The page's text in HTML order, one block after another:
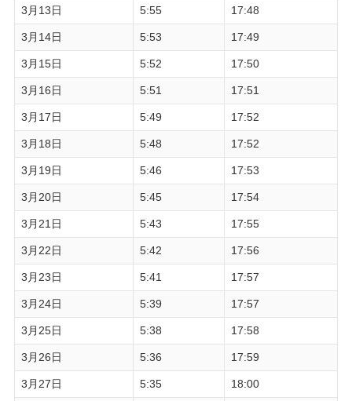
3月13日 5:55 17:48
3月14日 5:53 17:49
3月15日 5:52 17:50
3月16日 5:51 17:51
3月17日 5:49 17:52
3月18日 5:48 17:52
3月19日 5:46 17:53
3月20日 5:45 17:54
3月21日 5:43 17:55
3月22日 5:42 17:56
3月23日 5:41 17:57
3月24日 5:39 17:57
3月25日 5:38 17:58
3月26日 5:36 17:59
3月27日 5:35 18:00